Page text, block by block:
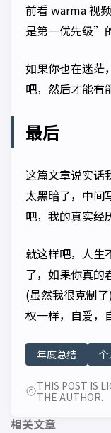
前看 warma 视
是第一优先级”
如果你也在迷茫
吧，然后才能有
最后
这篇文章说实话
太黑暗了，中间
吧，我的真实经
就这样吧，人生
了，如果你真的
(虽然我很克制
权一样，自爱，
年度总结
THIS POST IS
THE AUTHOR.
相关文章